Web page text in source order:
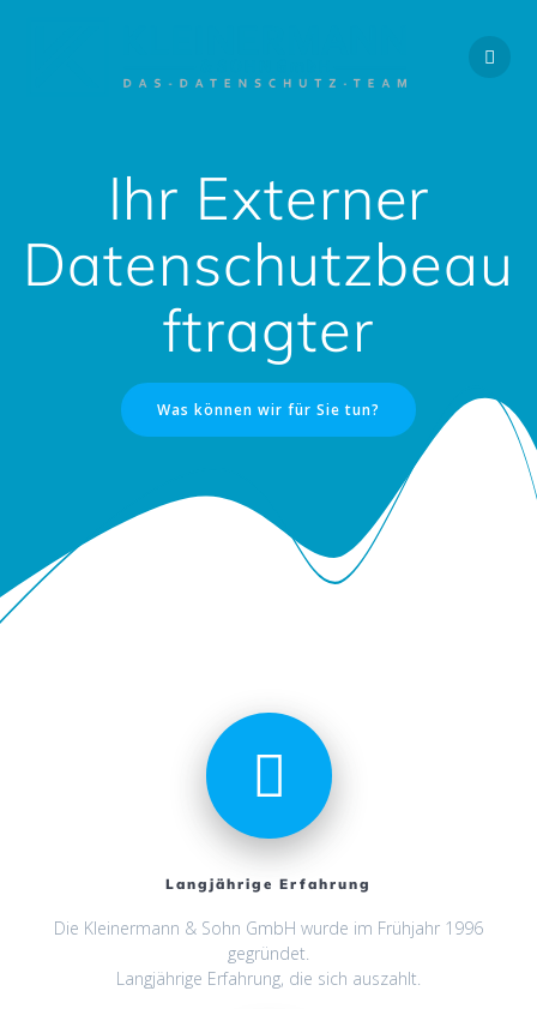
Ihr Externer
Datenschutzbeau
ftragter
Was können wir für Sie tun?
Langjährige Erfahrung
Die Kleinermann & Sohn GmbH wurde im Frühjahr 1996
gegründet.
Langjährige Erfahrung, die sich auszahlt.